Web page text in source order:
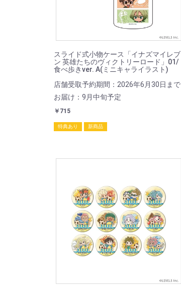
スライド式小物ケース「イナズマイレブ
ン 英雄たちのヴィクトリーロード」01/
食べ歩きver. A(ミニキャライラスト)
店舗受取予約期間：2026年6月30日まで
お届け：9月中旬予定
￥715
特典あり 新商品